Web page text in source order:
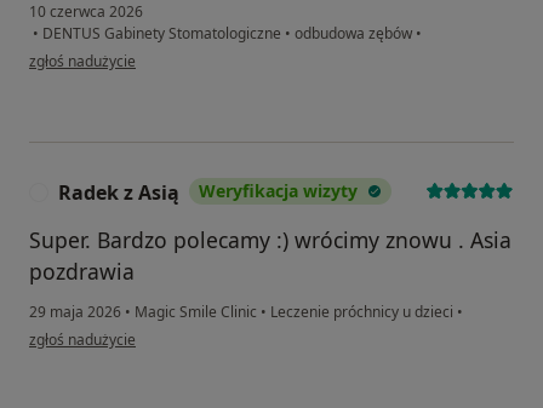
10 czerwca 2026
• DENTUS Gabinety Stomatologiczne • odbudowa zębów •
w opinii użytkownika Anna
zgłoś nadużycie
Radek z Asią Weryfikacja wizyty
Super. Bardzo polecamy :) wrócimy znowu . Asia
pozdrawia
29 maja 2026 • Magic Smile Clinic • Leczenie próchnicy u dzieci •
w opinii użytkownika Radek z Asią
zgłoś nadużycie